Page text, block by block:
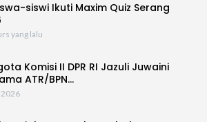
siswi Ikuti Maxim Quiz Serang
yang lalu
Komisi II DPR RI Jazuli Juwaini
ATR/BPN…
2026